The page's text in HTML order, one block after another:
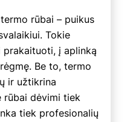
rūbai – puikus
Tokie
prakaituoti, į aplinką
Be to, termo
ir užtikrina
rūbai dėvimi tiek
tiek profesionalių